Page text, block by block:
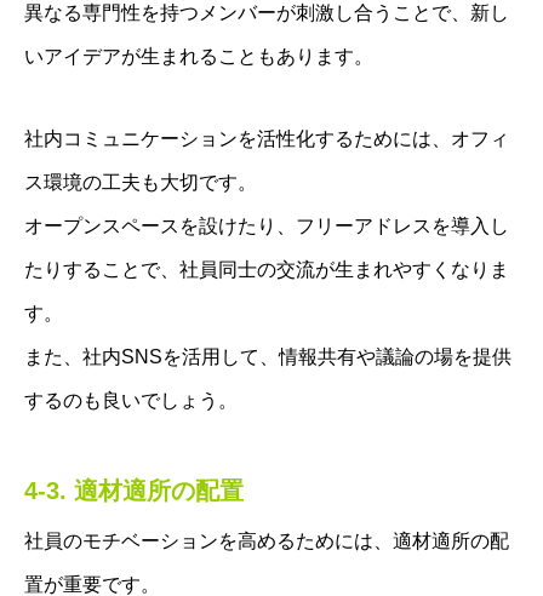
異なる専門性を持つメンバーが刺激し合うことで、新し
いアイデアが生まれることもあります。
社内コミュニケーションを活性化するためには、オフィ
ス環境の工夫も大切です。
オープンスペースを設けたり、フリーアドレスを導入し
たりすることで、社員同士の交流が生まれやすくなりま
す。
また、社内SNSを活用して、情報共有や議論の場を提供
するのも良いでしょう。
4-3. 適材適所の配置
社員のモチベーションを高めるためには、適材適所の配
置が重要です。